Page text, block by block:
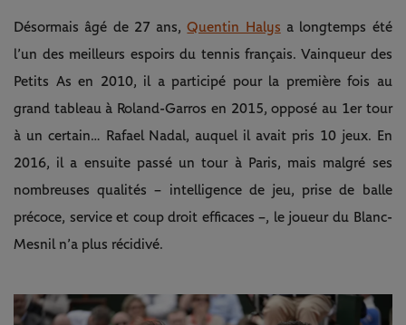
Désormais âgé de 27 ans,Quentin Halys a longtemps été
l’un des meilleurs espoirs du tennis français. Vainqueur des
Petits As en 2010, il a participé pour la première fois au
grand tableau à Roland-Garros en 2015, opposé au 1er tour
à un certain… Rafael Nadal, auquel il avait pris 10 jeux. En
2016, il a ensuite passé un tour à Paris, mais malgré ses
nombreuses qualités – intelligence de jeu, prise de balle
précoce, service et coup droit efficaces –, le joueur du Blanc-
Mesnil n’a plus récidivé.